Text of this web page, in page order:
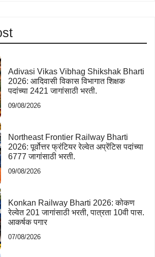
Adivasi Vikas Vibhag Shikshak Bharti
2026: आदिवासी विकास विभागात शिक्षक
पदांच्या 2421 जागांसाठी भरती.
09/08/2026
Northeast Frontier Railway Bharti
2026: पूर्वोत्तर फ्रंटियर रेल्वेत अप्रेंटिस पदांच्या
6777 जागांसाठी भरती.
09/08/2026
Konkan Railway Bharti 2026: कोकण
रेल्वेत 201 जागांसाठी भरती, पात्रता 10वी पास.
आकर्षक पगार
07/08/2026